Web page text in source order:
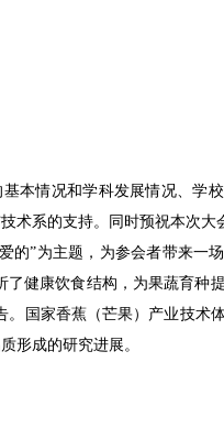
本情况和学科发展情况、学
术系的支持。同时预祝本次大
”为主题，为参会者带来一
健康饮食结构，为果蔬育种
。国家香蕉（芒果）产业技术
形成的研究进展。